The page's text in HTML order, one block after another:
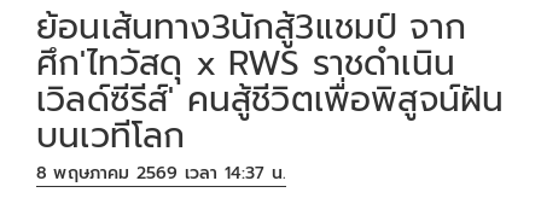
ย้อนเส้นทาง3นักสู้3แชมป์ จาก
ศึก'ไทวัสดุ x RWS ราชดำเนิน
เวิลด์ซีรีส์' คนสู้ชีวิตเพื่อพิสูจน์ฝัน
บนเวทีโลก
8 พฤษภาคม 2569 เวลา 14:37 น.